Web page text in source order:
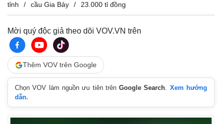
tỉnh
cầu Gia Bảy 23.000 tỉ đồng
Mời quý độc giả theo dõi VOV.VN trên
Thêm VOV trên Google
Chọn VOV làm nguồn ưu tiên trênGoogle Search. Xem hướng
dẫn.